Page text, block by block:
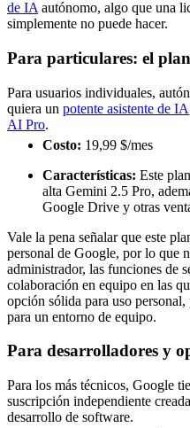
de IAautónomo, algo que una
simplemente no puede hacer.
Para particulares: el
Para usuarios individuales,
quiera un potente asistente de IA
AI Pro.
Costo: 19,99 $/mes
Características: Este
alta Gemini 2.5 Pro,
Google Drive y otras
Vale la pena señalar que este
personal de Google, por lo que
administrador, las funciones de
colaboración en equipo en las
opción sólida para uso personal,
para un entorno de equipo.
Para desarrolladores y
Para los más técnicos, Google
suscripción independiente
desarrollo de software.